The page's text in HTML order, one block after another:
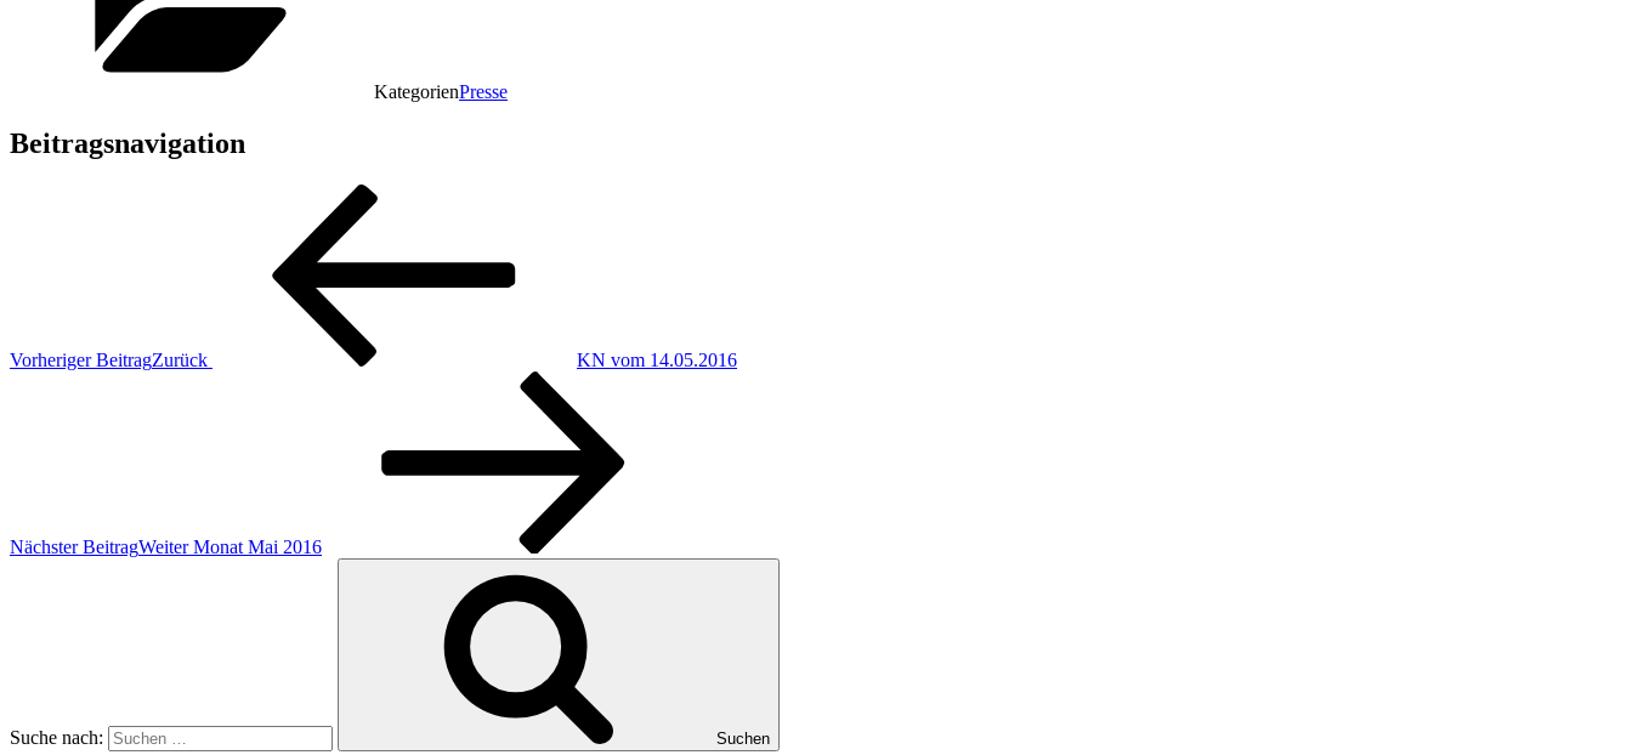
KategorienPresse
Beitragsnavigation
Vorheriger BeitragZurück KN vom 14.05.2016
Nächster BeitragWeiter Monat Mai 2016
Suche nach: Suchen